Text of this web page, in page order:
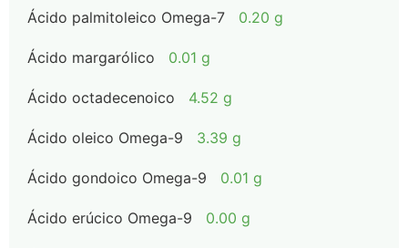
Ácido palmitoleico Omega-7 0.20 g
Ácido margarólico 0.01 g
Ácido octadecenoico 4.52 g
Ácido oleico Omega-9 3.39 g
Ácido gondoico Omega-9 0.01 g
Ácido erúcico Omega-9 0.00 g